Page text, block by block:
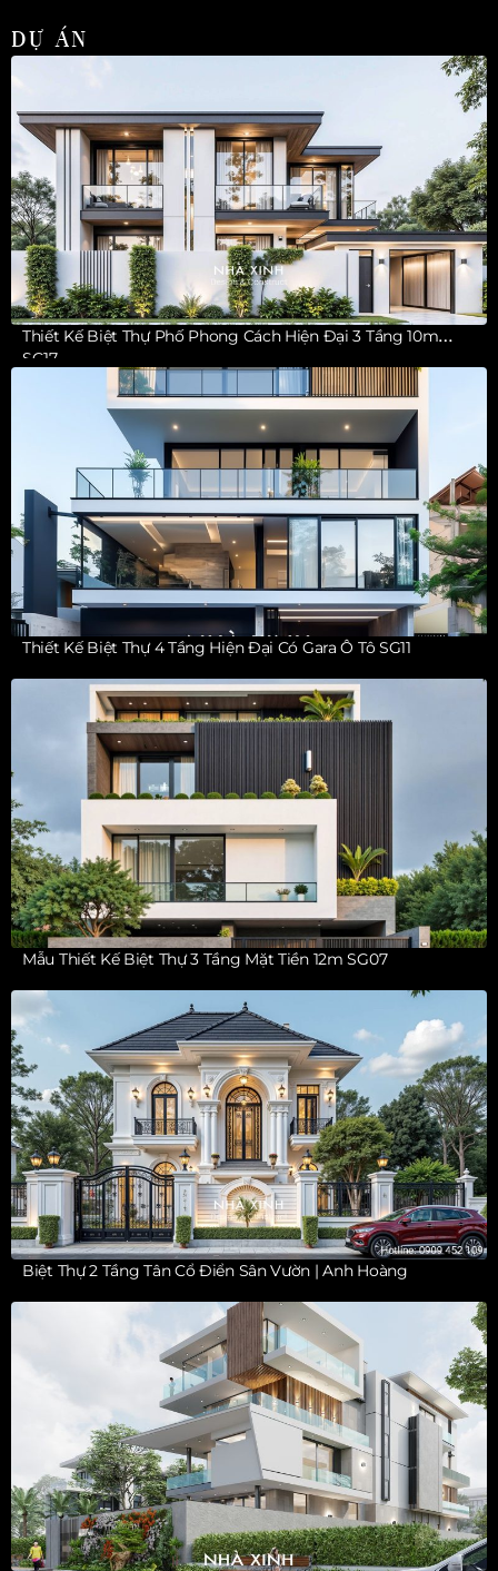
DỰ ÁN
Thiết Kế Biệt Thự Phố Phong Cách Hiện Đại 3 Tầng 10m
SG17
Thiết Kế Biệt Thự 4 Tầng Hiện Đại Có Gara Ô Tô SG11
Mẫu Thiết Kế Biệt Thự 3 Tầng Mặt Tiền 12m SG07
Biệt Thự 2 Tầng Tân Cổ Điển Sân Vườn | Anh Hoàng